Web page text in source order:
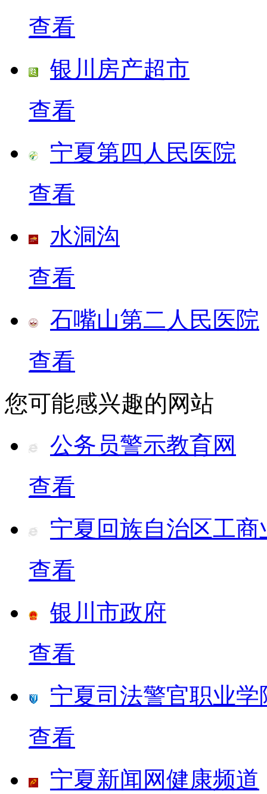
查看
银川房产超市
查看
宁夏第四人民医院
查看
水洞沟
查看
石嘴山第二人民医院
查看
您可能感兴趣的网站
公务员警示教育网
查看
宁夏回族自治区工商
查看
银川市政府
查看
宁夏司法警官职业学
查看
宁夏新闻网健康频道